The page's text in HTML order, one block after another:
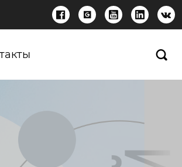
    
